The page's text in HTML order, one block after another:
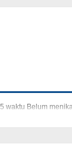
waktu Belum